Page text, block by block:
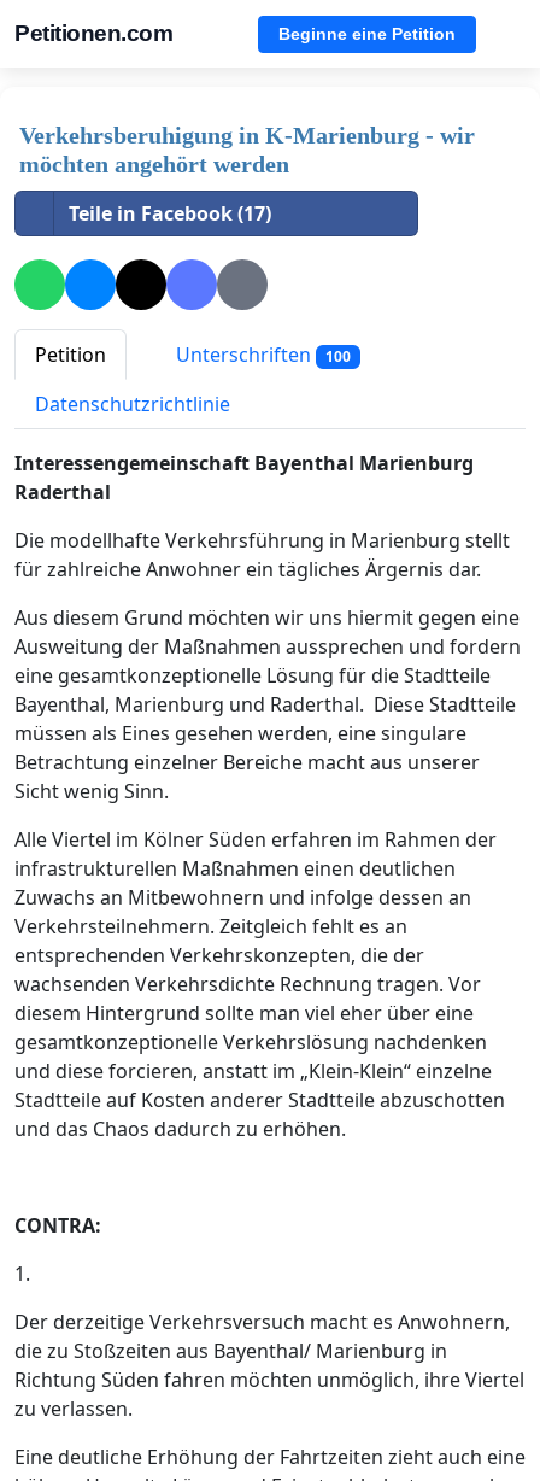
Petitionen.com Beginne eine Petition
Verkehrsberuhigung in K-Marienburg - wir
möchten angehört werden
Teile in Facebook (17)
Petition Unterschriften 100
Datenschutzrichtlinie
Interessengemeinschaft Bayenthal Marienburg
Raderthal
Die modellhafte Verkehrsführung in Marienburg stellt
für zahlreiche Anwohner ein tägliches Ärgernis dar.
Aus diesem Grund möchten wir uns hiermit gegen eine
Ausweitung der Maßnahmen aussprechen und fordern
eine gesamtkonzeptionelle Lösung für die Stadtteile
Bayenthal, Marienburg und Raderthal. Diese Stadtteile
müssen als Eines gesehen werden, eine singulare
Betrachtung einzelner Bereiche macht aus unserer
Sicht wenig Sinn.
Alle Viertel im Kölner Süden erfahren im Rahmen der
infrastrukturellen Maßnahmen einen deutlichen
Zuwachs an Mitbewohnern und infolge dessen an
Verkehrsteilnehmern. Zeitgleich fehlt es an
entsprechenden Verkehrskonzepten, die der
wachsenden Verkehrsdichte Rechnung tragen. Vor
diesem Hintergrund sollte man viel eher über eine
gesamtkonzeptionelle Verkehrslösung nachdenken
und diese forcieren, anstatt im „Klein-Klein“ einzelne
Stadtteile auf Kosten anderer Stadtteile abzuschotten
und das Chaos dadurch zu erhöhen.
CONTRA:
1.
Der derzeitige Verkehrsversuch macht es Anwohnern,
die zu Stoßzeiten aus Bayenthal/ Marienburg in
Richtung Süden fahren möchten unmöglich, ihre Viertel
zu verlassen.
Eine deutliche Erhöhung der Fahrtzeiten zieht auch eine